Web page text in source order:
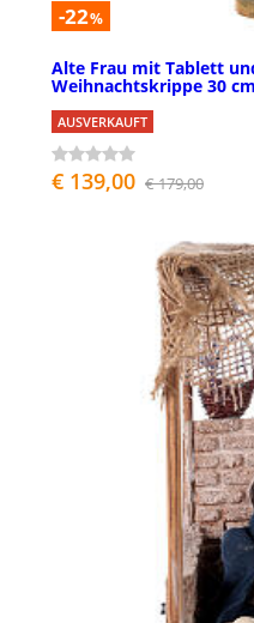
-22%
Alte Frau mit Tablett
Weihnachtskrippe 30
AUSVERKAUFT
€ 139,00 € 179,00